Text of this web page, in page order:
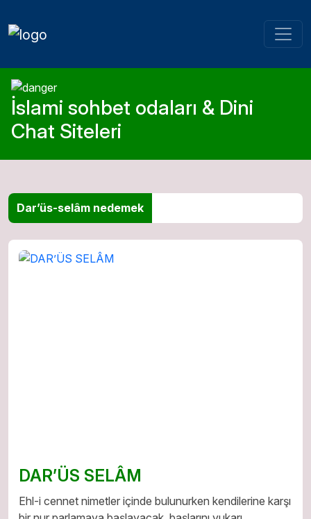
İslami sohbet odaları & Dini
Chat Siteleri
Dar’üs-selâm nedemek
DAR’ÜS SELÂM
Ehl-i cennet nimetler içinde bulunurken kendilerine karşı